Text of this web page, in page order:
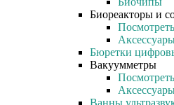
Биореакторы и
Бюретки
Вакуумметры
Ванны